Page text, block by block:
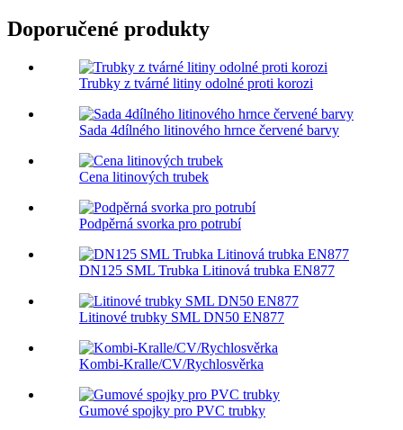
Doporučené produkty
Trubky z tvárné litiny odolné proti korozi
Sada 4dílného litinového hrnce červené barvy
Cena litinových trubek
Podpěrná svorka pro potrubí
DN125 SML Trubka Litinová trubka EN877
Litinové trubky SML DN50 EN877
Kombi-Kralle/CV/Rychlosvěrka
Gumové spojky pro PVC trubky